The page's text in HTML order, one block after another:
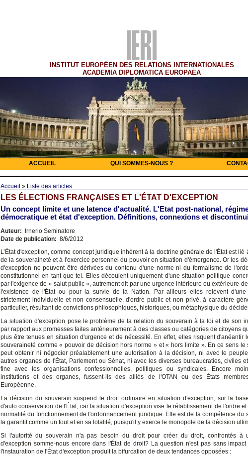
INSTITUT EUROPÉEN DES RELATIONS INTERNATIONALES
ACADEMIA DIPLOMATICA EUROPAEA
ACCUEIL QUI SOMMES-NOUS ?
Accueil » Liste des articles
LES ÉLECTIONS FRANÇAISES ET L'ÉTAT D'EXCEPTION
Un concept limite et une latence d'actualité. L'Etat post-national,
démocratique et état d'exception. Définitions, connexions et
Auteur: Irnerio Seminatore
Date de publication: 8/6/2012
L’État d'exception, comme concept juridique inhérent à la doctrine générale de l'État est lié
de la souveraineté et à l'exercice personnel du pouvoir en situation d'émergence. Or les
d'exception ne peuvent être dérivées du contenu d'une norme ni du formalisme de
constitutionnel en tant que tel. Elles découlent uniquement d'une situation politique
par l'exigence de « salut public », autrement dit par une urgence intérieure ou extérieure
l'existence de l'État ou pour la survie de la Nation. Par ailleurs elles relèvent d'une
strictement individuelle et non consensuelle, d'ordre public et non privé, à caractère
particulier, résultant de convictions philosophiques, historiques, ou métaphysique du
La situation d'exception pose le problème de la relation du souverain à la loi et de son
par rapport aux promesses faites antérieurement à des classes ou catégories de citoyens
plus être tenues en situation d'urgence et de nécessité. En effet, elles risquent d'anéantir
souveraineté comme « pouvoir de décision hors norme » et « hors limite ». En ce sens le
peut obtenir ni négocier préalablement une autorisation à la décision, ni avec le
autres organes de l'État, Parlement ou Sénat, ni avec les diverses bureaucraties, civiles
fine avec les organisations confessionnelles, politiques ou syndicales. Encore
institutions et des organes, fussent-ils des alliés de l'OTAN ou des États
Européenne.
La décision du souverain suspend le droit ordinaire en situation d'exception, sur la
d'auto conservation de l'État, car la situation d'exception vise le rétablissement de l'ordre
normalité du fonctionnement de l'ordonnancement juridique. Elle est de la compétence du
la garantit comme un tout et en sa totalité, puisqu'il y exerce le monopole de la décision
Si l'autorité du souverain n'a pas besoin du droit pour créer du droit, confrontés à
d'exception somme-nous encore dans l'État de droit? La question n'est pas sans
l'instauration de l'État d'exception produit la bifurcation de deux tendances opposées :